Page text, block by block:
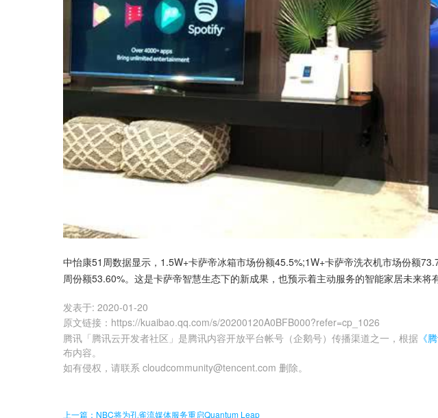
中怡康51周数据显示，1.5W+卡萨帝冰箱市场份额45.5%;1W+卡萨帝洗衣机市场份额
周份额53.60%。这是卡萨帝智慧生态下的新成果，也预示着主动服务的智能家居未来将
发表于: 2020-01-20
原文链接 ： https://kuaibao.qq.com/s/20200120A0BFB000?refer=cp_1026
腾讯「腾讯云开发者社区」是腾讯内容开放平台帐号（企鹅号）传播渠道之一，根据 《
布内容。
如有侵权，请联系 cloudcommunity@tencent.com 删除。
上一篇：NBC将为孔雀流媒体服务重启Quantum Leap